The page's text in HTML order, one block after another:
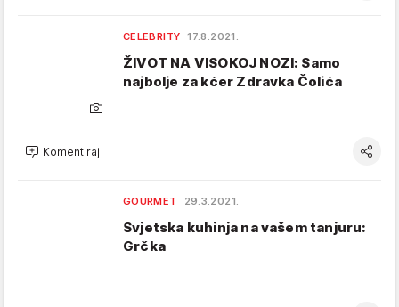
CELEBRITY 17.8.2021.
ŽIVOT NA VISOKOJ NOZI: Samo
najbolje za kćer Zdravka Čolića
Komentiraj
GOURMET 29.3.2021.
Svjetska kuhinja na vašem tanjuru:
Grčka